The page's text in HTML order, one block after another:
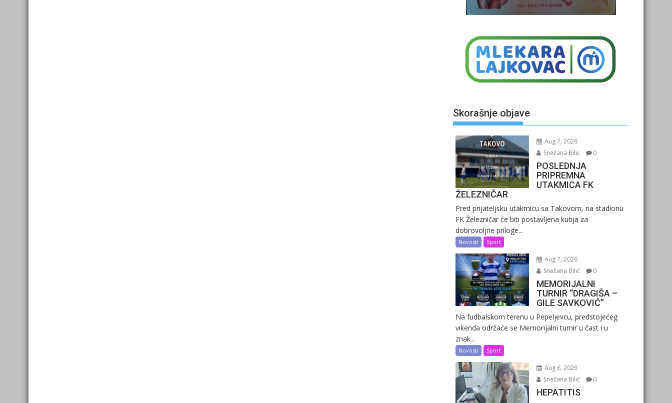
Skorašnje objave
Aug 7, 2026
Snežana Bilić
0
POSLEDNJA
PRIPREMNA
UTAKMICA FK
ŽELEZNIČAR
Pred prijateljsku utakmicu sa Takovom, na stadionu
FK Železničar će biti postavljena kutija za
dobrovoljne priloge...
Novosti Sport
Aug 7, 2026
Snežana Bilić
0
MEMORIJALNI
TURNIR “DRAGIŠA –
GILE SAVKOVIĆ”
Na fudbalskom terenu u Pepeljevcu, predstojećeg
vikenda održaće se Memorijalni turnir u čast i u
znak...
Novosti Sport
Aug 6, 2026
Snežana Bilić
0
HEPATITIS